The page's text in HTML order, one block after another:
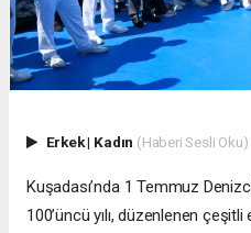
Erkek| Kadın (Haberi Sesli Oku)
Kuşadası’nda 1 Temmuz
100’üncü yılı, düzenlenen